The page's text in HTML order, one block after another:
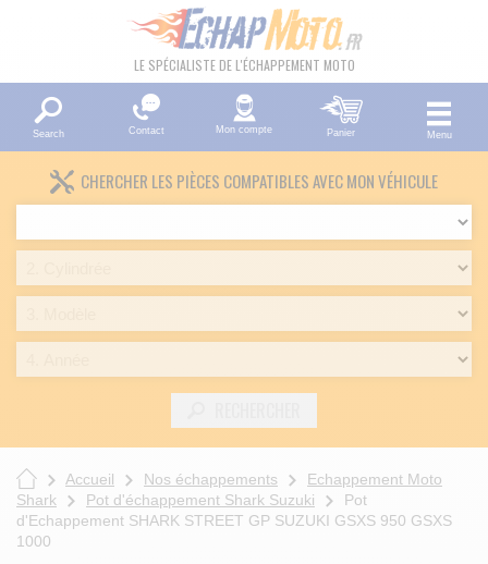
LE SPÉCIALISTE DE L'ÉCHAPPEMENT MOTO
Search Contact Mon compte Panier Menu
CHERCHER LES PIÈCES COMPATIBLES AVEC MON VÉHICULE
Accueil Nos échappements
Echappement Moto
Shark
Pot d'échappement Shark Suzuki
Pot
d'Echappement SHARK STREET GP SUZUKI GSXS 950 GSXS
1000